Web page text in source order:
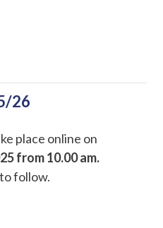
26
place online on
from 10.00 am.
follow.